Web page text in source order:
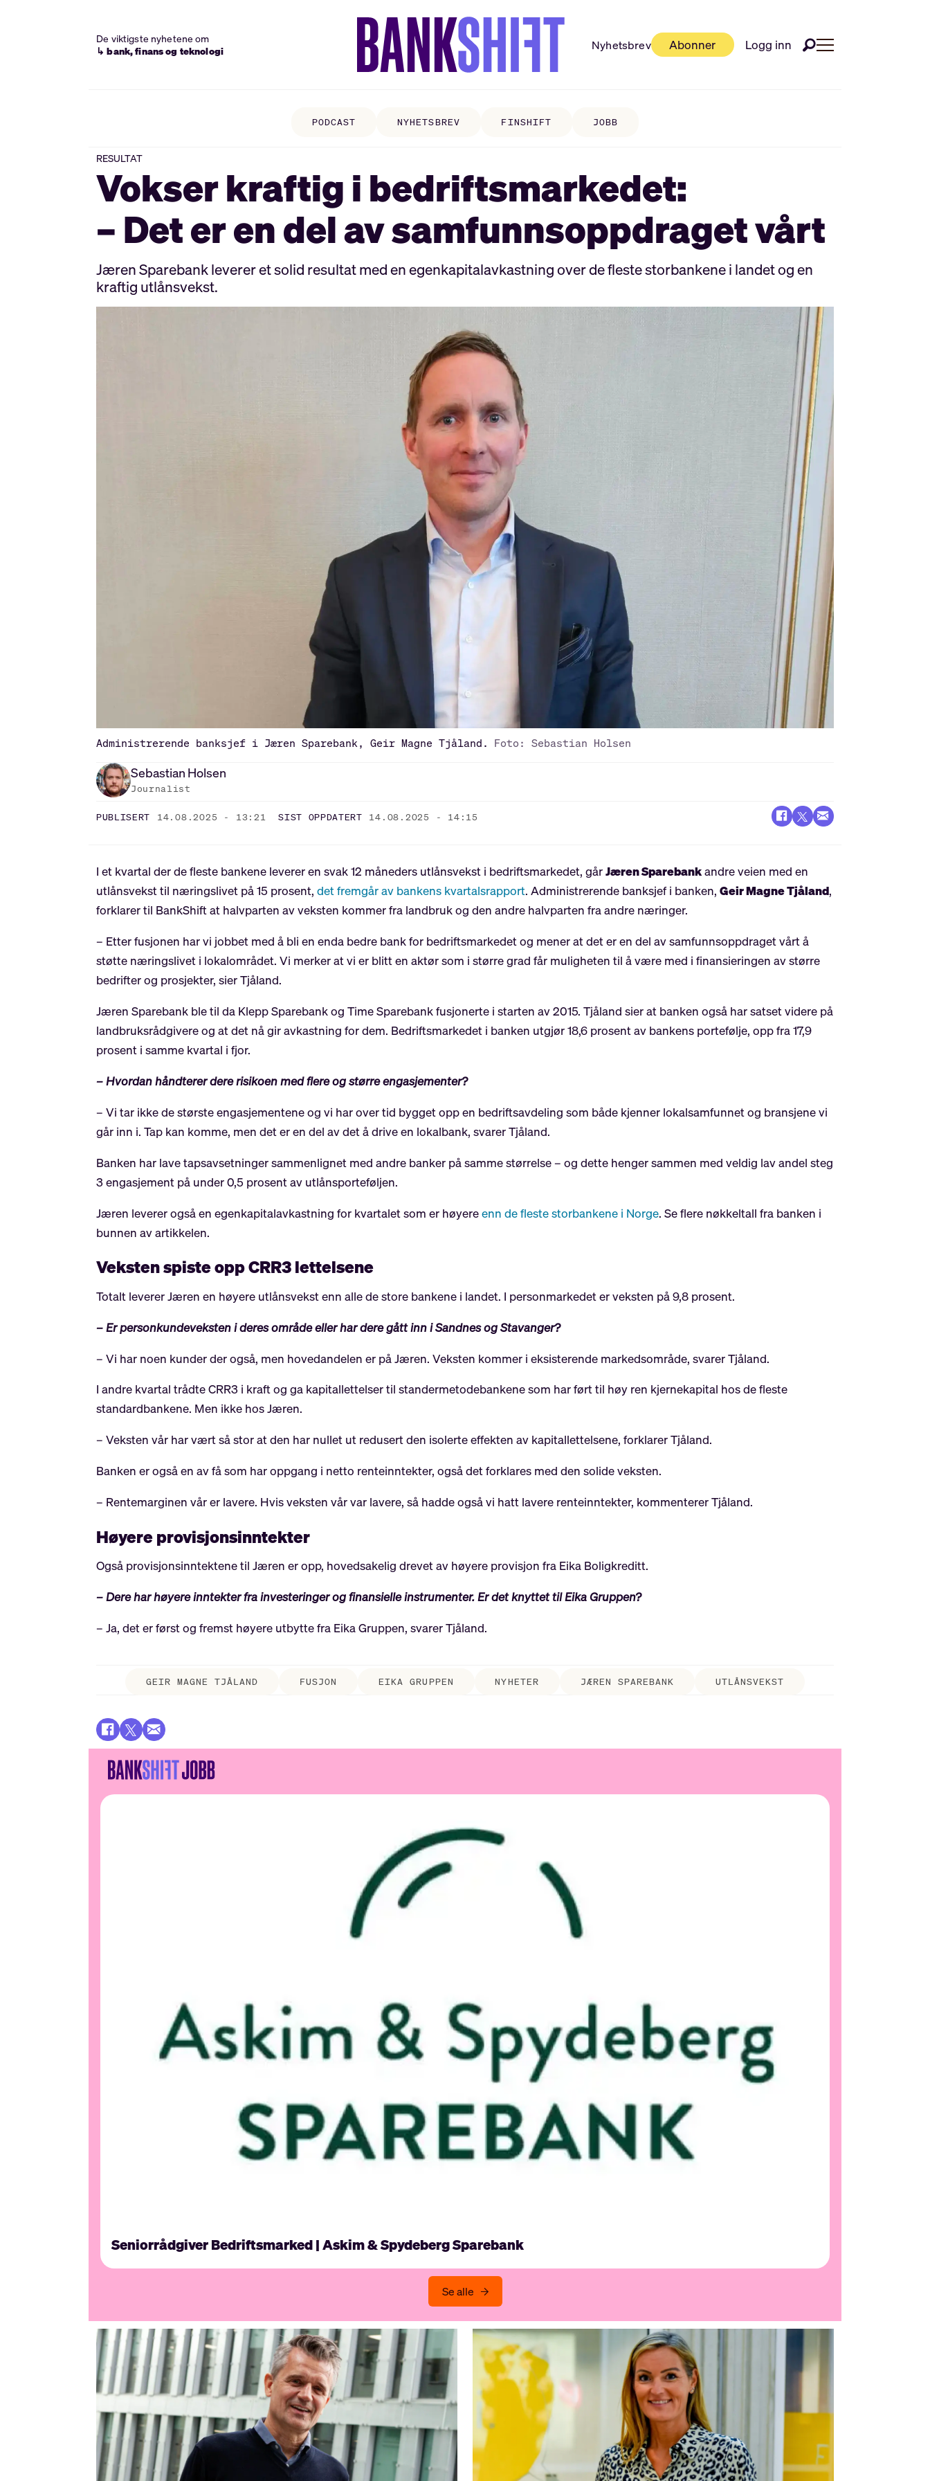
De viktigste nyhetene om
↳ bank, finans og teknologi
Nyhetsbrev Abonner Logg inn
PODCAST NYHETSBREV FINSHIFT JOBB
RESULTAT
Vokser kraftig i bedriftsmarkedet:
– Det er en del av samfunnsoppdraget vårt
Jæren Sparebank leverer et solid resultat med en egenkapitalavkastning over de fleste storbankene i landet og en
kraftig utlånsvekst.
Administrerende banksjef i Jæren Sparebank, Geir Magne Tjåland. Foto: Sebastian Holsen
Sebastian Holsen
Journalist
PUBLISERT 14.08.2025 - 13:21 SIST OPPDATERT 14.08.2025 - 14:15
I et kvartal der de fleste bankene leverer en svak 12 måneders utlånsvekst i bedriftsmarkedet, gårJæren Sparebankandre veien med en
utlånsvekst til næringslivet på 15 prosent,det fremgår av bankens kvartalsrapport. Administrerende banksjef i banken,Geir Magne Tjåland,
forklarer til BankShift at halvparten av veksten kommer fra landbruk og den andre halvparten fra andre næringer.
– Etter fusjonen har vi jobbet med å bli en enda bedre bank for bedriftsmarkedet og mener at det er en del av samfunnsoppdraget vårt å
støtte næringslivet i lokalområdet. Vi merker at vi er blitt en aktør som i større grad får muligheten til å være med i finansieringen av større
bedrifter og prosjekter, sier Tjåland.
Jæren Sparebank ble til da Klepp Sparebank og Time Sparebank fusjonerte i starten av 2015. Tjåland sier at banken også har satset videre på
landbruksrådgivere og at det nå gir avkastning for dem. Bedriftsmarkedet i banken utgjør 18,6 prosent av bankens portefølje, opp fra 17,9
prosent i samme kvartal i fjor.
– Hvordan håndterer dere risikoen med flere og større engasjementer?
– Vi tar ikke de største engasjementene og vi har over tid bygget opp en bedriftsavdeling som både kjenner lokalsamfunnet og bransjene vi
går inn i. Tap kan komme, men det er en del av det å drive en lokalbank, svarer Tjåland.
Banken har lave tapsavsetninger sammenlignet med andre banker på samme størrelse – og dette henger sammen med veldig lav andel steg
3 engasjement på under 0,5 prosent av utlånsporteføljen.
Jæren leverer også en egenkapitalavkastning for kvartalet som er høyereenn de fleste storbankene i Norge. Se flere nøkkeltall fra banken i
bunnen av artikkelen.
Veksten spiste opp CRR3 lettelsene
Totalt leverer Jæren en høyere utlånsvekst enn alle de store bankene i landet. I personmarkedet er veksten på 9,8 prosent.
– Er personkundeveksten i deres område eller har dere gått inn i Sandnes og Stavanger?
– Vi har noen kunder der også, men hovedandelen er på Jæren. Veksten kommer i eksisterende markedsområde, svarer Tjåland.
I andre kvartal trådte CRR3 i kraft og ga kapitallettelser til standermetodebankene som har ført til høy ren kjernekapital hos de fleste
standardbankene. Men ikke hos Jæren.
– Veksten vår har vært så stor at den har nullet ut redusert den isolerte effekten av kapitallettelsene, forklarer Tjåland.
Banken er også en av få som har oppgang i netto renteinntekter, også det forklares med den solide veksten.
– Rentemarginen vår er lavere. Hvis veksten vår var lavere, så hadde også vi hatt lavere renteinntekter, kommenterer Tjåland.
Høyere provisjonsinntekter
Også provisjonsinntektene til Jæren er opp, hovedsakelig drevet av høyere provisjon fra Eika Boligkreditt.
– Dere har høyere inntekter fra investeringer og finansielle instrumenter. Er det knyttet til Eika Gruppen?
– Ja, det er først og fremst høyere utbytte fra Eika Gruppen, svarer Tjåland.
GEIR MAGNE TJÅLAND FUSJON EIKA GRUPPEN NYHETER JÆREN SPAREBANK UTLÅNSVEKST
Seniorrådgiver Bedriftsmarked | Askim & Spydeberg Sparebank
Se alle